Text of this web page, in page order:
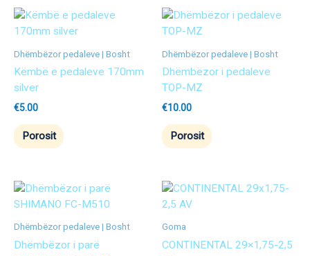
Dhëmbëzor pedaleve | Bosht
Këmbë e pedaleve 170mm
silver
€5.00
Porosit
Dhëmbëzor pedaleve | Bosht
Dhëmbëzor i pedaleve
TOP-MZ
€10.00
Porosit
Dhëmbëzor pedaleve | Bosht
Dhëmbëzor i parë
Goma
CONTINENTAL 29×1,75-2,5